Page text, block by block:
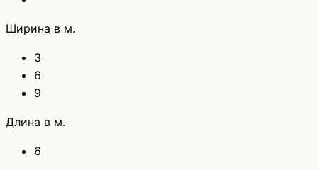
Ширина в м.
3
6
9
Длина в м.
6